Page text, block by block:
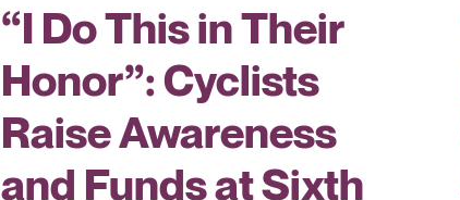
“I Do This in Their
Honor”: Cyclists
Raise Awareness
and Funds at Sixth